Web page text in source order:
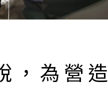
，為營